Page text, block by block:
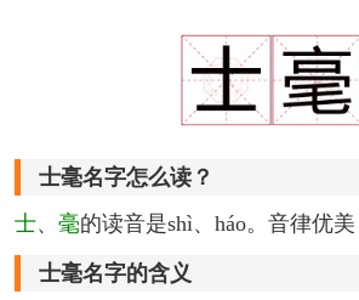
士毫名字怎么读？
士、 毫的读音是shì、háo。音律优美
士毫名字的含义